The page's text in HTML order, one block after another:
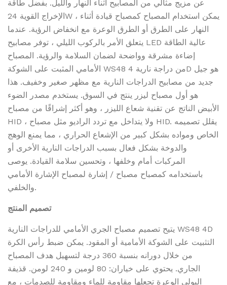
عن مزيج مثالي من المصابيح أثناء النهار والليل. بفضل طاقة
الإخراج القوية 24W ، يمكن استخدام المصباح كمصباح قيادة أثناء
النهار على الطرق أو الطرق الوعرة مع انخفاض الرؤية. عندما
يتعلق الأمر بالركوب الليلي ، توفر مصابيح LED عالية الطاقة
إضاءة مشرقة وواضحة لضمان السلامة والرؤية. المصباح
الأمامي المثبت على الشوكة WS48 من دراجة نارية 4D هو جيل
جديد من مصابيح الدراجات النارية مع مظهر صغير وخفيف. هذا
هو أول مصباح ليزر ينتج في السوق. يستخدم مصدر الضوء
الأبيض الناتج عن تقنية شعاع الليزر ، وهو أكثر إشراقًا من مصباح
HID ، ولا يتداخل مع تردد الراديو مثل مصباح HID. يقلل تصميمه
الخاص ومواده بشكل كبير من الإشعاع الحراري ، مما يمنع الوهج
والدوخة بشكل فعال بسبب الدراجات النارية الأخرى أو
المركبات أمام وخلفها ، وتحسين سلامة القيادة. يوصى
باستخدامه كمصباح مصباح / إشارة لمصباح الإشارة الأمامي
والخلفي.
تصميم المنتج
يتيح تصميم مصباح الجري الأمامي للدراجات النارية WS48 4D
التثبيت على الشوكة الأمامية أو المقود. يمكن ضبط رأس الكرة
من خلال دورانه بنسبة 360 درجة لتسهيل هدف المصباح
الجاري. يحتوي على خياران: 80 لومين و 240 لومن. قذيفة
البولي الوعرة تجعلها مقاومة للماء ومقاومة للصدمات ، مع